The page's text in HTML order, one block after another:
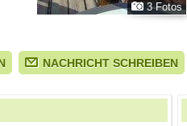
3 Fotos
NACHRICHT SCHREIBEN